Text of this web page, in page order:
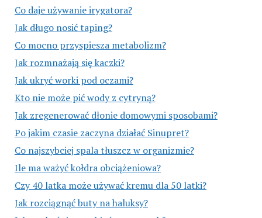
Co daje używanie irygatora?
Jak długo nosić taping?
Co mocno przyspiesza metabolizm?
Jak rozmnażają się kaczki?
Jak ukryć worki pod oczami?
Kto nie może pić wody z cytryną?
Jak zregenerować dłonie domowymi sposobami?
Po jakim czasie zaczyna działać Sinupret?
Co najszybciej spala tłuszcz w organizmie?
Ile ma ważyć kołdra obciążeniowa?
Czy 40 latka może używać kremu dla 50 latki?
Jak rozciągnąć buty na haluksy?